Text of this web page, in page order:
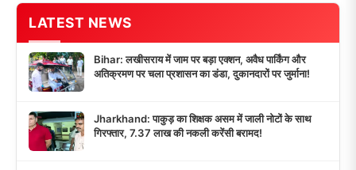
LATEST NEWS
Bihar: लखीसराय में जाम पर बड़ा एक्शन, अवैध पार्किंग और
अतिक्रमण पर चला प्रशासन का डंडा, दुकानदारों पर जुर्माना!
Jharkhand: पाकुड़ का शिक्षक असम में जाली नोटों के साथ
गिरफ्तार, 7.37 लाख की नकली करेंसी बरामद!